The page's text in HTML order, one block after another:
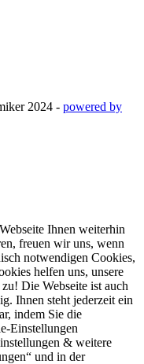
2024 - powered by
Ihnen weiterhin
freuen wir uns, wenn
notwendigen Cookies,
helfen uns, unsere
Die Webseite ist auch
Ihnen steht jederzeit ein
indem Sie die
Einstellungen
& weitere
und in der